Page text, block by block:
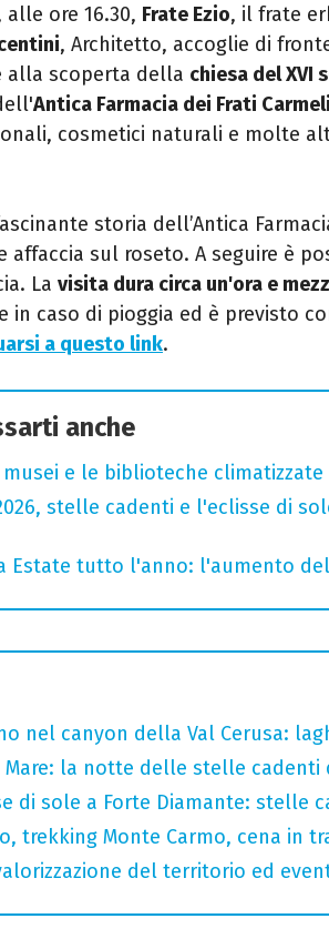
alle ore 16.30, Frate Ezio, il frate
, Architetto, accoglie di
alla scoperta della chiesa del XVI
Antica Farmacia dei Frati
cosmetici naturali e molte
storia dell’Antica
affaccia sul roseto. A seguire è
La visita dura circa un'ora e
in caso di pioggia ed è previsto
a questo link.
anche
musei e le biblioteche
stelle cadenti e l'eclisse di
Estate tutto l'anno: l'aumento
nel canyon della Val Cerusa:
Mare: la notte delle stelle
di sole a Forte Diamante: stelle
trekking Monte Carmo, cena in
del territorio ed